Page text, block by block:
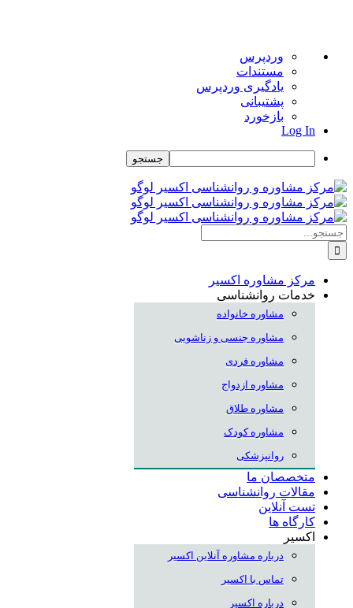
درباره
وردپرس
وردپرس
مستندات
یادگیری وردپرس
پشتیبانی
بازخورد
Log In
جستجو
Skip
to
content
جستجو
برای:
مرکز مشاوره اکسیر
خدمات روانشناسی
مشاوره خانواده
مشاوره جنسی و زناشویی
مشاوره فردی
مشاوره ازدواج
مشاوره طلاق
مشاوره کودک
روانپزشکی
متخصصان ما
مقالات روانشناسی
تست آنلاین
کارگاه ها
اکسیر
درباره مشاوره آنلاین اکسیر
تماس با اکسیر
درباره اکسیر